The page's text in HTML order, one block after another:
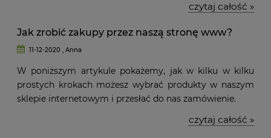
czytaj całość »
Jak zrobić zakupy przez naszą stronę www?
11-12-2020 , Anna
W poniższym artykule pokażemy, jak w kilku w kilku
prostych krokach możesz wybrać produkty w naszym
sklepie internetowym i przesłać do nas zamówienie.
czytaj całość »